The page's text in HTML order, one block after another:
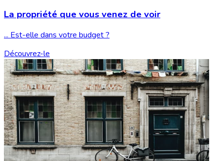
La propriété que vousvenez de voir
... Est-elle dans votre budget ?
Découvrez-le